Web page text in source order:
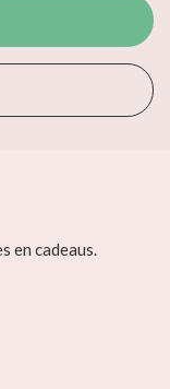
en cadeaus.